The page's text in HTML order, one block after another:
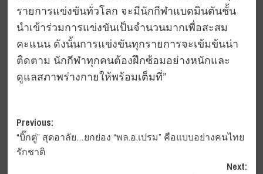
รายการแข่งขันทั่วโลก จะมีนักกีฬาแบดมินตันชั้น
นำเข้าร่วมการแข่งขันเป็นจำนวนมากเพื่อสะสม
คะแนน ดังนั้นการแข่งขันทุกรายการจะเข้มข้นน่า
ติดตาม นักกีฬาทุกคนต้องฝึกซ้อมอย่างหนักและ
ดูแลสภาพร่างกายให้พร้อมเต็มที่”
Post
navigation
Previous:
“บิ๊กตู่” สุดอาลัย…ยกย่อง “พล.อ.เปรม” คือแบบอย่างคนไทย
รักชาติ
Next: